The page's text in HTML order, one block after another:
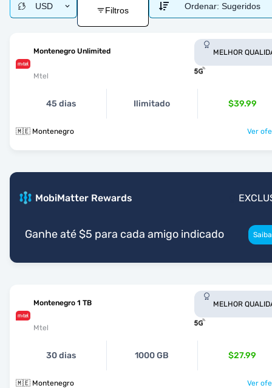
USD Filtros Ordenar: Sugeridos
Montenegro Unlimited
Mtel
MELHOR
45 dias Ilimitado $39.99
🇲🇪 Montenegro Ver
MobiMatter Rewards
Ganhe até $5 para cada amigo indicado
Montenegro 1 TB
Mtel
MELHOR
30 dias 1000 GB $27.99
🇲🇪 Montenegro Ver